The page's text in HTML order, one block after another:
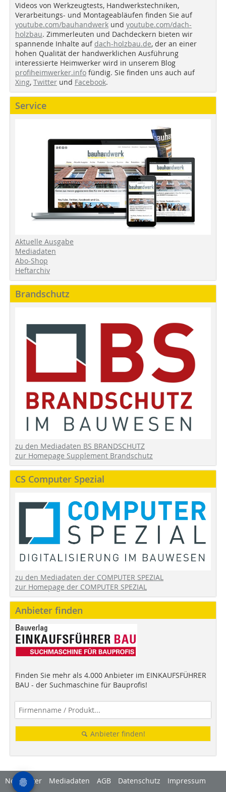
Videos von Werkzeugtests, Handwerkstechniken,
Verarbeitungs- und Montageabläufen finden Sie auf
youtube.com/bauhandwerk und youtube.com/dach-
holzbau. Zimmerleuten und Dachdeckern bieten wir
spannende Inhalte auf dach-holzbau.de, der an einer
hohen Qualität der handwerklichen Ausführung
interessierte Heimwerker wird in unserem Blog
profiheimwerker.info fündig. Sie finden uns auch auf
Xing, Twitter und Facebook.
Service
Aktuelle Ausgabe
Mediadaten
Abo-Shop
Heftarchiv
Brandschutz
zu den Mediadaten BS BRANDSCHUTZ
zur Homepage Supplement Brandschutz
CS Computer Spezial
zu den Mediadaten der COMPUTER SPEZIAL
zur Homepage der COMPUTER SPEZIAL
Anbieter finden
Finden Sie mehr als 4.000 Anbieter im EINKAUFSFÜHRER
BAU - der Suchmaschine für Bauprofis!
Anbieter finden!
Newsletter Mediadaten AGB Datenschutz
Impressum